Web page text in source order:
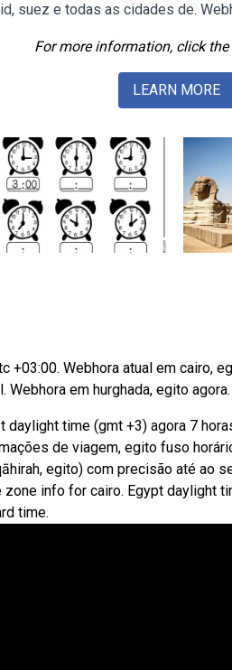
suez e todas as cidades de.
For more information, click
LEARN MORE
+03:00. Webhora atual em cairo,
em hurghada, egito agora.
daylight time (gmt +3) agora 7
de viagem, egito fuso
egito) com precisão até ao
zone info for cairo. Egypt daylight
time.